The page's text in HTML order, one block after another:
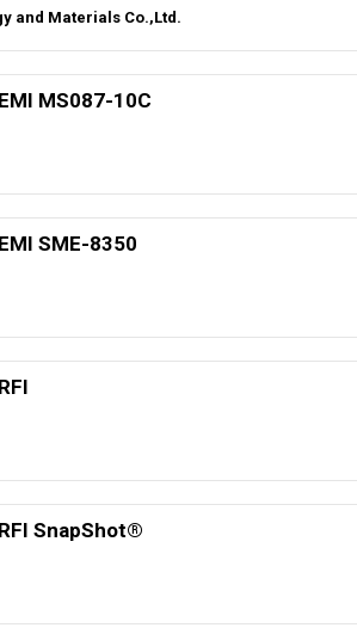
and Materials Co.,Ltd.
MS087-10C
SME-8350
SnapShot®